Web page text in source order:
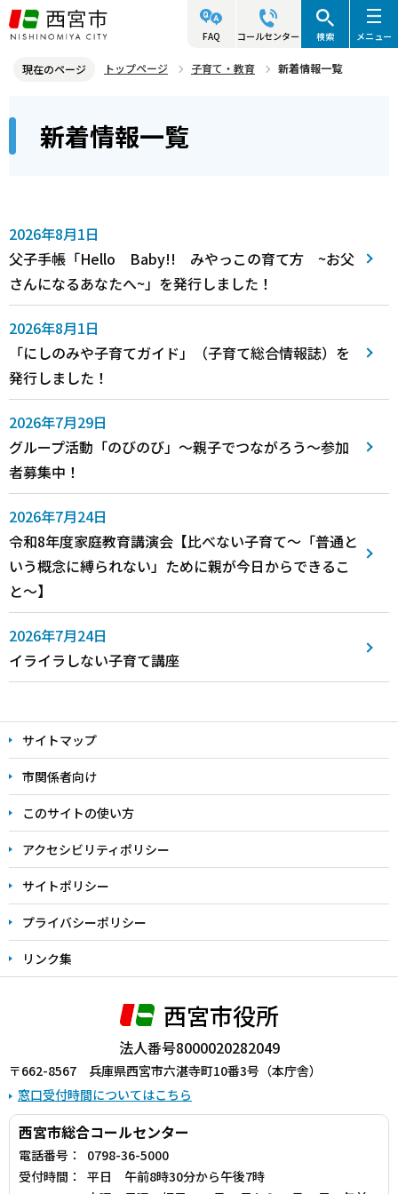
こ
の
ジ
先
す
FAQ コールセンター 検索 メニュー
現在のページ トップページ 子育て・教育 新着情報一覧
こ
ら
新着情報一覧
2026年8月1日
父子手帳「Hello Baby!! みやっこの育て方 ~お父
さんになるあなたへ~」を発行しました！
2026年8月1日
「にしのみや子育てガイド」（子育て総合情報誌）を
発行しました！
2026年7月29日
グループ活動「のびのび」～親子でつながろう～参加
者募集中！
2026年7月24日
令和8年度家庭教育講演会【比べない子育て～「普通と
いう概念に縛られない」ために親が今日からできるこ
と～】
2026年7月24日
イライラしない子育て講座
こ
こ
ま
で
サイトマップ
市関係者向け
このサイトの使い方
アクセシビリティポリシー
サイトポリシー
プライバシーポリシー
リンク集
西宮市役所
法人番号8000020282049
〒662-8567 兵庫県西宮市六湛寺町10番3号（本庁舎）
窓口受付時間についてはこちら
西宮市総合コールセンター
電話番号：
0798-36-5000
受付時間：
平日 午前8時30分から午後7時